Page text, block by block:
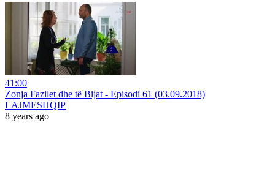
41:00
Zonja Fazilet dhe të Bijat - Episodi 61 (03.09.2018)
LAJMESHQIP
8 years ago